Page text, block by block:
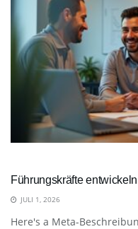
Führungskräfte
JULI 1, 2026
Here's a Meta-